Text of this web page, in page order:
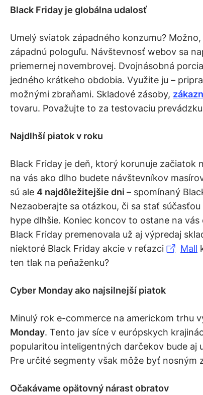
Black Friday je globálna udalosť
Umelý sviatok západného konzumu?
západnú pologuľu. Návštevnosť webov sa
priemernej novembrovej. Dvojnásobná
jedného krátkeho obdobia. Využite ju –
možnými zbraňami. Skladové zásoby,
tovaru. Považujte to za testovaciu
Najdlhší piatok v roku
Black Friday je deň, ktorý korunuje začiatok
na vás ako dlho budete návštevníkov
sú ale 4 najdôležitejšie dni – spomínaný
Nezaoberajte sa otázkou, či sa stať
hype dlhšie. Koniec koncov to ostane na
Black Friday premenovala už aj výpredaj
niektoré Black Friday akcie v reťazci
Mall
ten tlak na peňaženku?
Cyber Monday ako najsilnejší piatok
Minulý rok e-commerce na americkom trhu
Monday. Tento jav síce v európskych
popularitou inteligentných darčekov bude aj
Pre určité segmenty však môže byť nosným
Očakávame opätovný nárast obratov